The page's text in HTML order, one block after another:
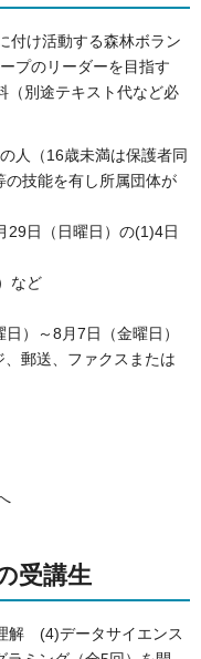
付け活動する森林ボラン
プのリーダーを目指す
（別途テキスト代など必
人（16歳未満は保護者同
技能を有し所属団体が
29日（日曜日）の(1)4日
など
）～8月7日（金曜日）
郵送、ファクスまたは
受講生
(4)データサイエンス